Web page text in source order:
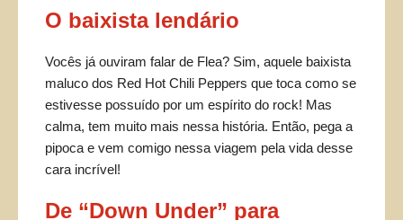
O baixista lendário
Vocês já ouviram falar de Flea? Sim, aquele baixista
maluco dos Red Hot Chili Peppers que toca como se
estivesse possuído por um espírito do rock! Mas
calma, tem muito mais nessa história. Então, pega a
pipoca e vem comigo nessa viagem pela vida desse
cara incrível!
De “Down Under” para